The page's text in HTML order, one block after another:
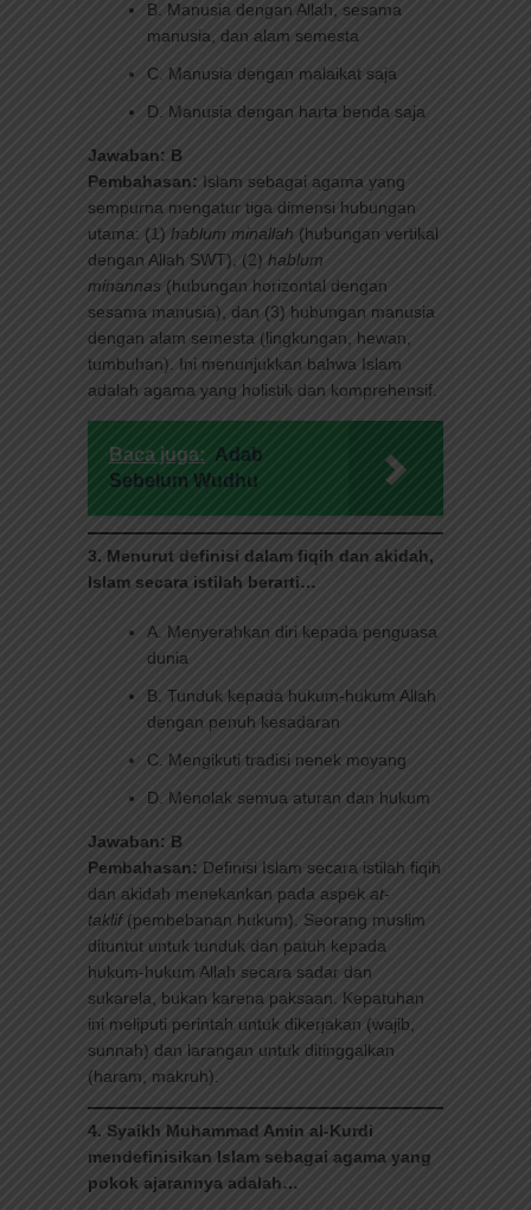
B. Manusia dengan Allah, sesama
manusia, dan alam semesta
C. Manusia dengan malaikat saja
D. Manusia dengan harta benda saja
Jawaban: B
Pembahasan: Islam sebagai agama yang
sempurna mengatur tiga dimensi hubungan
utama: (1) hablum minallah (hubungan vertikal
dengan Allah SWT), (2) hablum
minannas (hubungan horizontal dengan
sesama manusia), dan (3) hubungan manusia
dengan alam semesta (lingkungan, hewan,
tumbuhan). Ini menunjukkan bahwa Islam
adalah agama yang holistik dan komprehensif.
Baca juga: Adab
Sebelum Wudhu
3. Menurut definisi dalam fiqih dan akidah,
Islam secara istilah berarti…
A. Menyerahkan diri kepada penguasa
dunia
B. Tunduk kepada hukum-hukum Allah
dengan penuh kesadaran
C. Mengikuti tradisi nenek moyang
D. Menolak semua aturan dan hukum
Jawaban: B
Pembahasan: Definisi Islam secara istilah fiqih
dan akidah menekankan pada aspek at-
taklif(pembebanan hukum). Seorang muslim
dituntut untuk tunduk dan patuh kepada
hukum-hukum Allah secara sadar dan
sukarela, bukan karena paksaan. Kepatuhan
ini meliputi perintah untuk dikerjakan (wajib,
sunnah) dan larangan untuk ditinggalkan
(haram, makruh).
4. Syaikh Muhammad Amin al-Kurdi
mendefinisikan Islam sebagai agama yang
pokok ajarannya adalah…